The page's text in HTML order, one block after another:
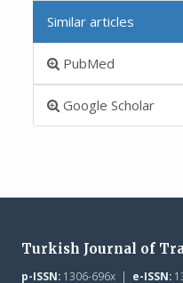
Similar articles
PubMed
Google Scholar
Turkish Journal of
p-ISSN:1306-696x | e-ISSN: